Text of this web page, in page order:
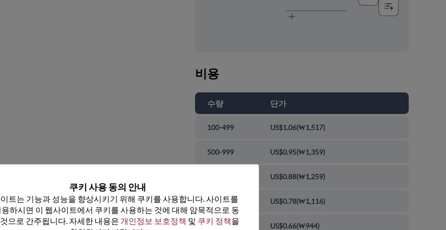
비용
수량 단가
100-499 US$1.06(₩1,517)
500-999 US$0.95(₩1,359)
US$0.88(₩1,259)
10000-99999 US$0.78(₩1,116)
100000+ US$0.66(₩944)
쿠키 사용 동의 안내
트는 기능과 성능을 향상시키기 위해 쿠키를 사용합니다. 사이트를
하시면 이 웹사이트에서 쿠키를 사용하는 것에 대해 암묵적으로 동
으로 간주됩니다. 자세한 내용은 개인정보 보호정책 및 쿠키 정책을